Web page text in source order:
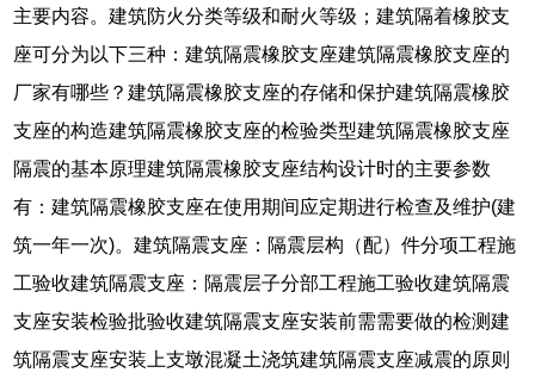
主要内容。建筑防火分类等级和耐火等级；建筑隔着橡胶支
座可分为以下三种：建筑隔震橡胶支座建筑隔震橡胶支座的
厂家有哪些？建筑隔震橡胶支座的存储和保护建筑隔震橡胶
支座的构造建筑隔震橡胶支座的检验类型建筑隔震橡胶支座
隔震的基本原理建筑隔震橡胶支座结构设计时的主要参数
有：建筑隔震橡胶支座在使用期间应定期进行检查及维护(建
筑一年一次)。建筑隔震支座：隔震层构（配）件分项工程施
工验收建筑隔震支座：隔震层子分部工程施工验收建筑隔震
支座安装检验批验收建筑隔震支座安装前需需要做的检测建
筑隔震支座安装上支墩混凝土浇筑建筑隔震支座减震的原则